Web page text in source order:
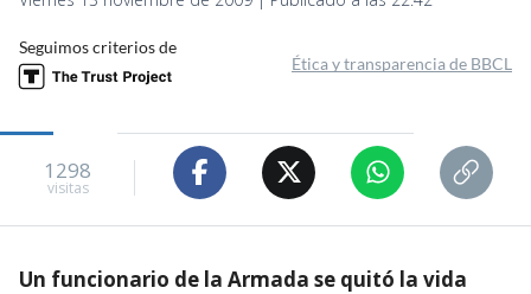
Seguimos criterios de
Ética y transparencia de BBCL
1298
visitas
Un funcionario de la Armada se quitó la vida